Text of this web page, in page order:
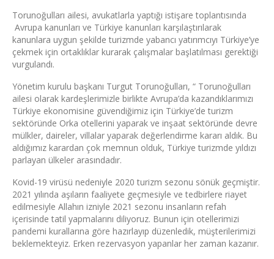
Torunoğulları ailesi, avukatlarla yaptığı istişare toplantısında
Avrupa kanunları ve Türkiye kanunları karşılaştırılarak
kanunlara uygun şekilde turizmde yabancı yatırımcıyı Türkiye’ye
çekmek için ortaklıklar kurarak çalışmalar başlatılması gerektiği
vurgulandı.
Yönetim kurulu başkanı Turgut Torunoğulları, “ Torunoğulları
ailesi olarak kardeşlerimizle birlikte Avrupa’da kazandıklarımızı
Türkiye ekonomisine güvendiğimiz için Türkiye’de turizm
sektöründe Orka otellerini yaparak ve inşaat sektöründe devre
mülkler, daireler, villalar yaparak değerlendirme kararı aldık. Bu
aldığımız karardan çok memnun olduk, Türkiye turizmde yıldızı
parlayan ülkeler arasındadır.
Kovid-19 virüsü nedeniyle 2020 turizm sezonu sönük geçmiştir.
2021 yılında aşıların faaliyete geçmesiyle ve tedbirlere riayet
edilmesiyle Allahın izniyle 2021 sezonu insanların refah
içerisinde tatil yapmalarını diliyoruz. Bunun için otellerimizi
pandemi kurallarına göre hazırlayıp düzenledik, müşterilerimizi
beklemekteyiz. Erken rezervasyon yapanlar her zaman kazanır.